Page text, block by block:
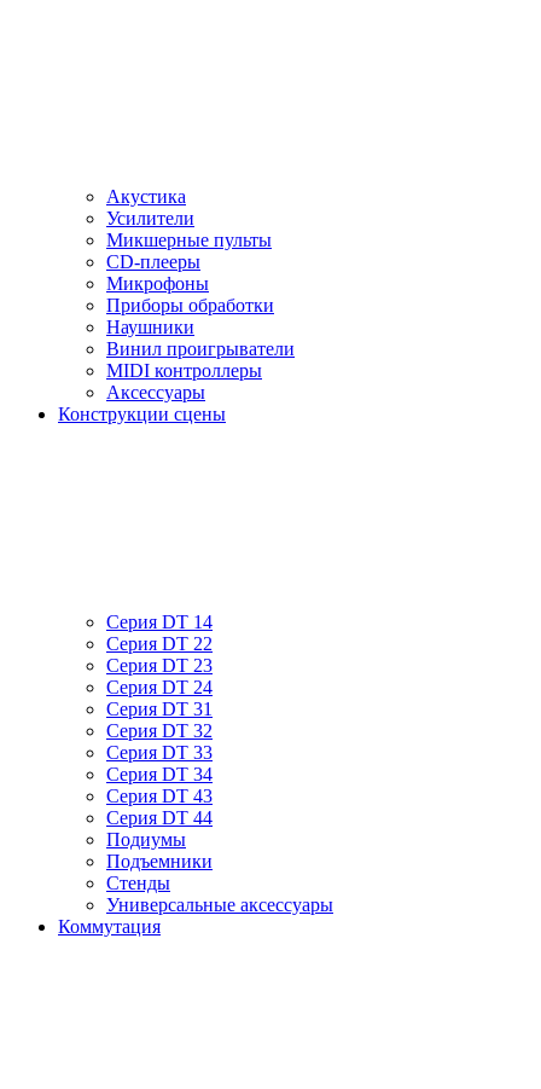
Акустика
Усилители
Микшерные пульты
CD-плееры
Микрофоны
Приборы обработки
Наушники
Винил проигрыватели
MIDI контроллеры
Аксессуары
Конструкции сцены
Серия DT 14
Серия DT 22
Серия DT 23
Серия DT 24
Серия DT 31
Серия DT 32
Серия DT 33
Серия DT 34
Серия DT 43
Серия DT 44
Подиумы
Подъемники
Стенды
Универсальные аксессуары
Коммутация